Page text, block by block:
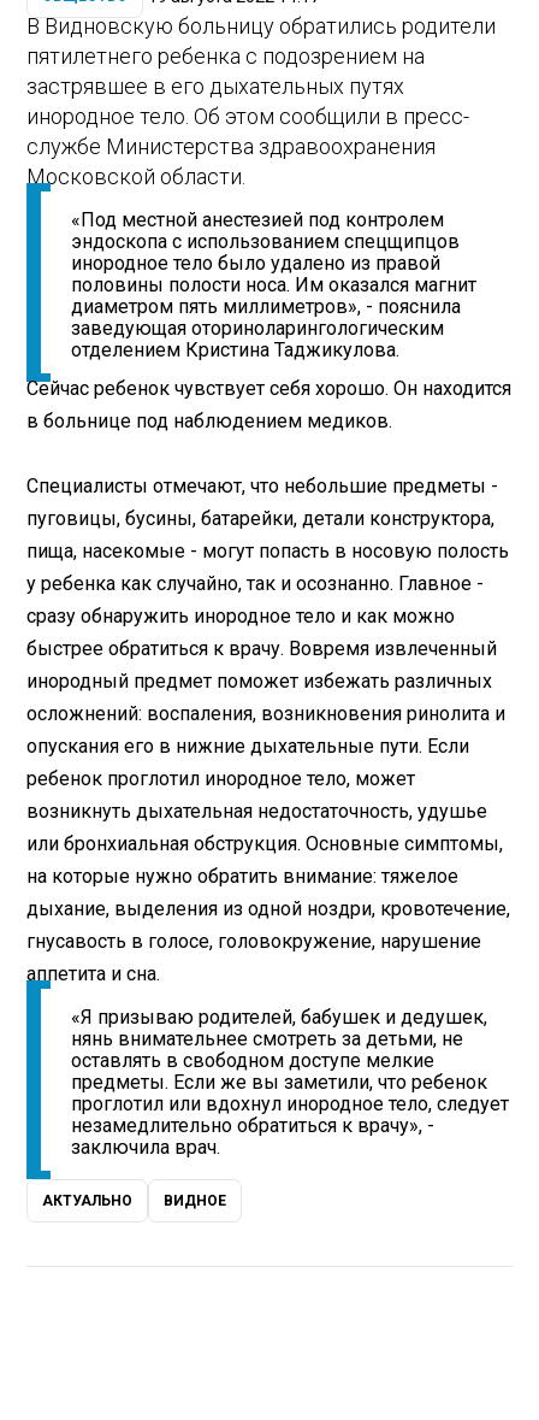
В Видновскую больницу обратились родители
пятилетнего ребенка с подозрением на
застрявшее в его дыхательных путях
инородное тело. Об этом сообщили в пресс-
службе Министерства здравоохранения
Московской области.
«Под местной анестезией под контролем
эндоскопа с использованием спецщипцов
инородное тело было удалено из правой
половины полости носа. Им оказался магнит
диаметром пять миллиметров», - пояснила
заведующая оториноларингологическим
отделением Кристина Таджикулова.
Сейчас ребенок чувствует себя хорошо. Он находится
в больнице под наблюдением медиков.
Специалисты отмечают, что небольшие предметы -
пуговицы, бусины, батарейки, детали конструктора,
пища, насекомые - могут попасть в носовую полость
у ребенка как случайно, так и осознанно. Главное -
сразу обнаружить инородное тело и как можно
быстрее обратиться к врачу. Вовремя извлеченный
инородный предмет поможет избежать различных
осложнений: воспаления, возникновения ринолита и
опускания его в нижние дыхательные пути. Если
ребенок проглотил инородное тело, может
возникнуть дыхательная недостаточность, удушье
или бронхиальная обструкция. Основные симптомы,
на которые нужно обратить внимание: тяжелое
дыхание, выделения из одной ноздри, кровотечение,
гнусавость в голосе, головокружение, нарушение
аппетита и сна.
«Я призываю родителей, бабушек и дедушек,
нянь внимательнее смотреть за детьми, не
оставлять в свободном доступе мелкие
предметы. Если же вы заметили, что ребенок
проглотил или вдохнул инородное тело, следует
незамедлительно обратиться к врачу», -
заключила врач.
АКТУАЛЬНО ВИДНОЕ